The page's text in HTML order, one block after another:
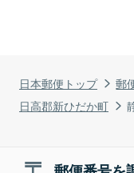
日本郵便トップ 郵
日高郡新ひだか町